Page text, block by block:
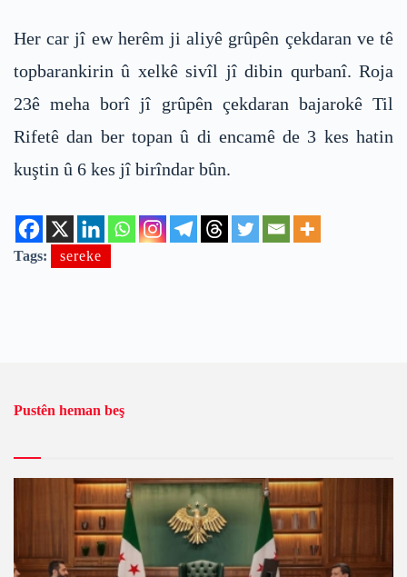
Her car jî ew herêm ji aliyê grûpên çekdaran ve tê
topbarankirin û xelkê sivîl jî dibin qurbanî. Roja
23ê meha borî jî grûpên çekdaran bajarokê Til
Rifetê dan ber topan û di encamê de 3 kes hatin
kuştin û 6 kes jî birîndar bûn.
Tags: sereke
Pustên heman beş